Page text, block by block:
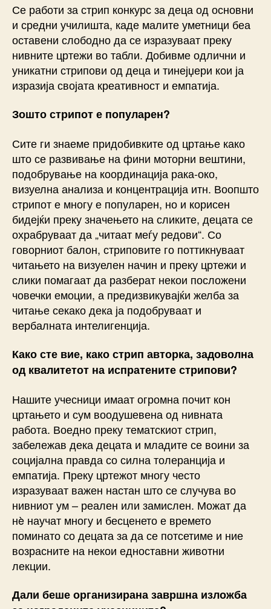
Се работи за стрип конкурс за деца од основни
и средни училишта, каде малите уметници беа
оставени слободно да се изразуваат преку
нивните цртежи во табли. Добивме одлични и
уникатни стрипови од деца и тинејџери кои ја
изразија својата креативност и емпатија.
Зошто стрипот е популарен?
Сите ги знаеме придобивките од цртање како
што се развивање на фини моторни вештини,
подобрување на координација рака-око,
визуелна анализа и концентрација итн. Воопшто
стрипот е многу е популарен, но и корисен
бидејќи преку значењето на сликите, децата се
охрабруваат да „читаат меѓу редови“. Со
говорниот балон, стриповите го поттикнуваат
читањето на визуелен начин и преку цртежи и
слики помагаат да разберат некои посложени
човечки емоции, а предизвикувајќи желба за
читање секако дека ја подобруваат и
вербалната интелигенција.
Како сте вие, како стрип авторка, задоволна
од квалитетот на испратените стрипови?
Нашите учесници имаат огромна почит кон
цртањето и сум воодушевена од нивната
работа. Воедно преку тематскиот стрип,
забележав дека децата и младите се воини за
социјална правда со силна толеранција и
емпатија. Преку цртежот многу често
изразуваат важен настан што се случува во
нивниот ум – реален или замислен. Можат да
нè научат многу и бесценето е времето
поминато со децата за да се потсетиме и ние
возрасните на некои едноставни животни
лекции.
Дали беше организирана завршна изложба